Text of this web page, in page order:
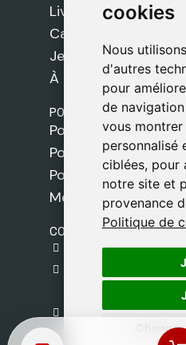
cookies
Nous
d'autres
pour
de
vous montrer
personnalisé
ciblées, pour
notre site et
provenance
Politique de
cookies
Nous
d'autres
pour
de
vous montrer
personnalisé
ciblées, pour
notre site et
provenance
Politique de
Livres
Cadeaux
Jeux
À propos de nous
POLITIQUES
Politique de livraison
Politique de cookies
Politique de
Mentions légales
CONTACT
gestion@safeliz.com
C. del Pradillo, 6,
+34 918 459 877